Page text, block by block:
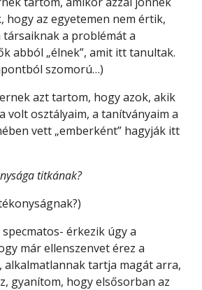
hogy az egyetemen nem értik,
társaiknak a problémát a
abból „élnek”, amit itt tanultak.
szomorú…)
azt tartom, hogy azok, akik
volt osztályaim, a tanítványaim a
vett „emberként” hagyják itt
titkának?
érkezik úgy a
már ellenszenvet érez a
alkalmatlannak tartja magát arra,
gyanítom, hogy elsősorban az